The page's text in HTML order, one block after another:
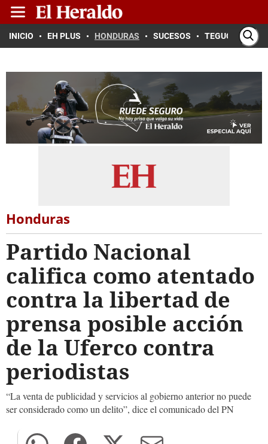
INICIO EH PLUS HONDURAS SUCESOS TEGUCIGALPA
Honduras
Partido Nacional
califica como atentado
contra la libertad de
prensa posible acción
de la Uferco contra
periodistas
“La venta de publicidad y servicios al gobierno anterior no puede
ser considerado como un delito”, dice el comunicado del PN